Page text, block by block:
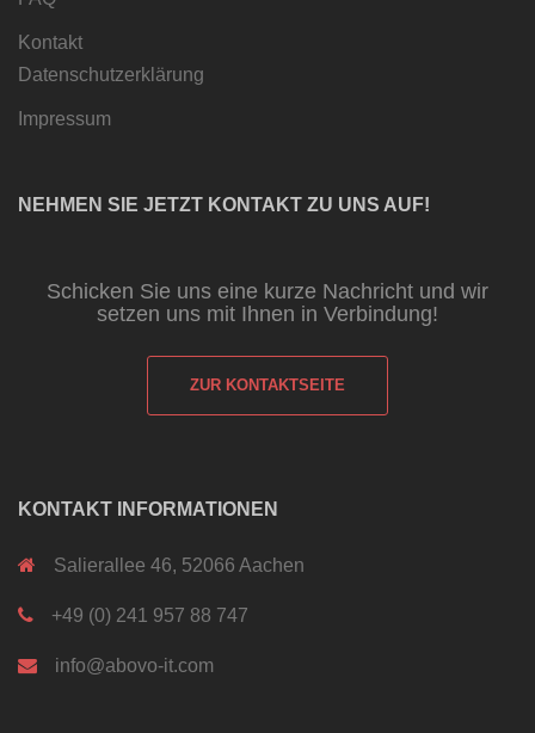
Kontakt
Datenschutzerklärung
Impressum
NEHMEN SIE JETZT KONTAKT ZU UNS AUF!
Schicken Sie uns eine kurze Nachricht und wir
setzen uns mit Ihnen in Verbindung!
ZUR KONTAKTSEITE
KONTAKT INFORMATIONEN
Salierallee 46, 52066 Aachen
+49 (0) 241 957 88 747
info@abovo-it.com